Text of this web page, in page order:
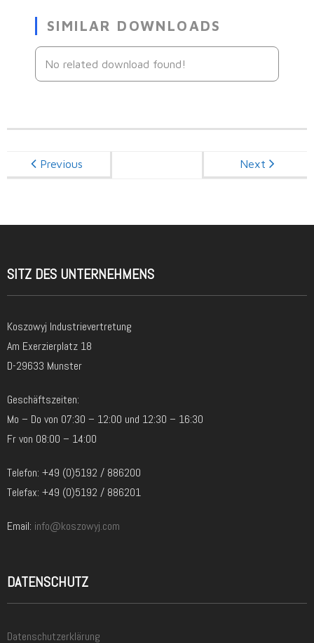
SIMILAR DOWNLOADS
No related download found!
Previous Next
SITZ DES UNTERNEHMENS
Koszowyj Industrievertretung
Am Exerzierplatz 18
D-29633 Munster
Geschäftszeiten:
Mo – Do von 07:30 – 12:00 und 12:30 – 16:30
Fr von 08:00 – 14:00
Telefon: +49 (0)5192 / 886200
Telefax: +49 (0)5192 / 886201
Email: info@koszowyj.com
DATENSCHUTZ
Datenschutzerklärung